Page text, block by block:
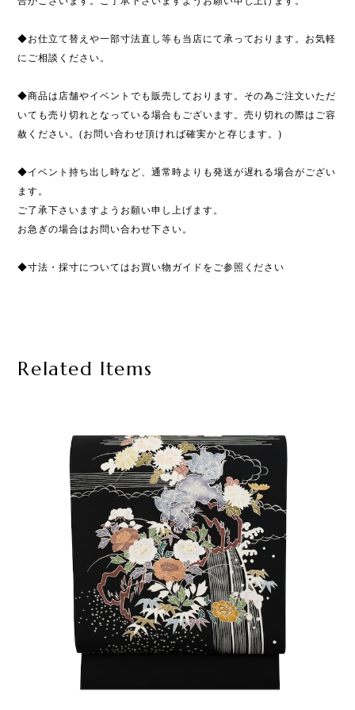
◆お仕立て替えや一部寸法直し等も当店にて承っております。お気軽
にご相談ください。
◆商品は店舗やイベントでも販売しております。その為ご注文いただ
いても売り切れとなっている場合もございます。売り切れの際はご容
赦ください。(お問い合わせ頂ければ確実かと存じます。)
◆イベント持ち出し時など、通常時よりも発送が遅れる場合がござい
ます。
ご了承下さいますようお願い申し上げます。
お急ぎの場合はお問い合わせ下さい。
◆寸法・採寸についてはお買い物ガイドをご参照ください
Related Items